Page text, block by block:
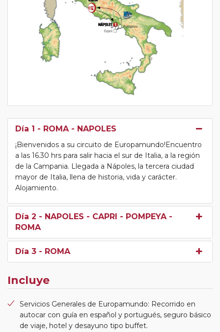
Día 1 - ROMA - NAPOLES
¡Bienvenidos a su circuito de Europamundo!Encuentro
a las 16.30 hrs para salir hacia el sur de Italia, a la región
de la Campania. Llegada a Nápoles, la tercera ciudad
mayor de Italia, llena de historia, vida y carácter.
Alojamiento.
Día 2 - NAPOLES - CAPRI - POMPEYA -
ROMA
Día 3 - ROMA
Incluye
Servicios Generales de Europamundo: Recorrido en
autocar con guía en español y portugués, seguro básico
de viaje, hotel y desayuno tipo buffet.